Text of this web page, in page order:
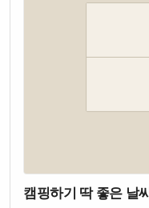
캠핑하기 딱 좋은 날